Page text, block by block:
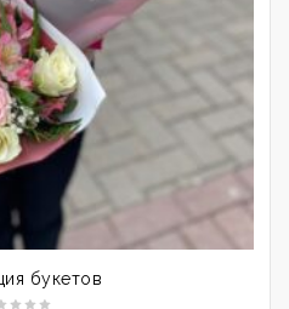
букетов